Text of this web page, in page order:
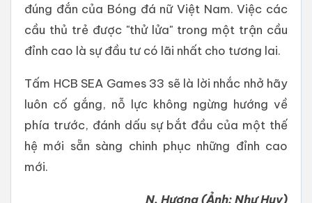
đúng đắn của Bóng đá nữ Việt Nam. Việc các
cầu thủ trẻ được "thử lửa" trong một trận cầu
đỉnh cao là sự đầu tư có lãi nhất cho tương lai.
Tấm HCB SEA Games 33 sẽ là lời nhắc nhở hãy
luôn cố gắng, nỗ lực không ngừng hướng về
phía trước, đánh dấu sự bắt đầu của một thế
hệ mới sẵn sàng chinh phục những đỉnh cao
mới.
N. Hương (Ảnh: Như Huy)